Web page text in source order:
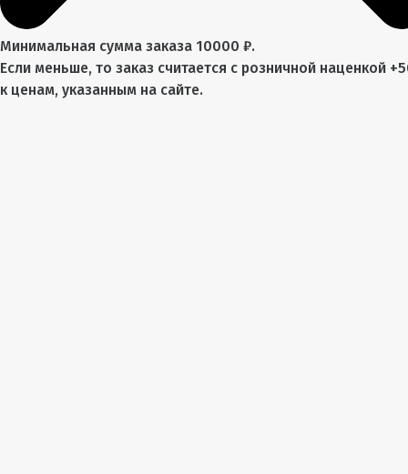
Минимальная сумма заказа 10000 ₽.
Если меньше, то заказ считается с розничной наценкой
к ценам, указанным на сайте.